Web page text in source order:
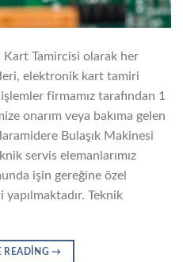
Kart Tamircisi olarak her
elektronik kart tamiri
firmamız tarafından 1
onarım veya bakıma gelen
Bulaşık Makinesi
servis elemanlarımız
işin gereğine özel
Teknik
READING→